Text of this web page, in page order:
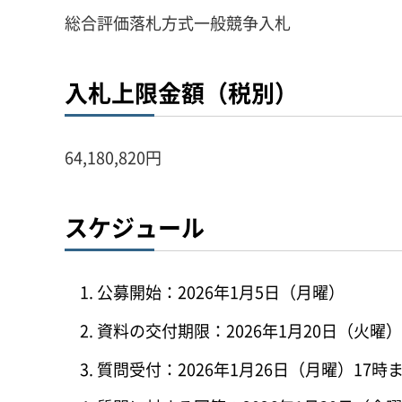
総合評価落札方式一般競争入札
入札上限金額（税別）
64,180,820円
スケジュール
公募開始：2026年1月5日（月曜）
資料の交付期限：2026年1月20日（火曜
質問受付：2026年1月26日（月曜）17時